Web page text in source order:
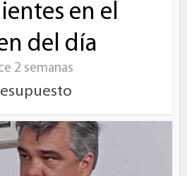
en el
del día
2 semanas